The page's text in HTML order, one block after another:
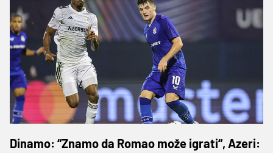
Dinamo: “Znamo da Romao može igrati“, Azeri: